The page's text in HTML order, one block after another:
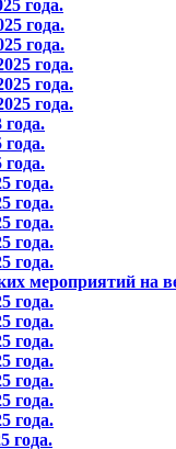
года.
года.
года.
года.
года.
года.
года.
года.
года.
года.
года.
года.
года.
года.
мероприятий на
года.
года.
года.
года.
года.
года.
года.
года.